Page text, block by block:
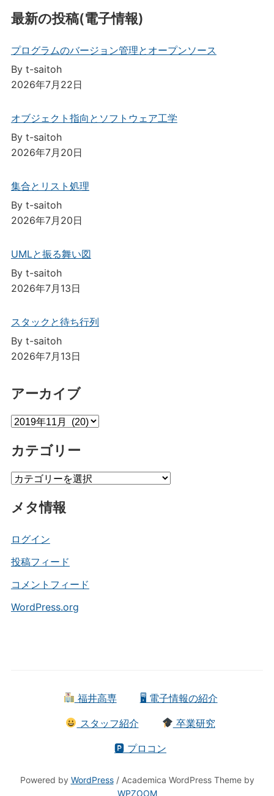
最新の投稿(電子情報)
プログラムのバージョン管理とオープンソース
By t-saitoh
2026年7月22日
オブジェクト指向とソフトウェア工学
By t-saitoh
2026年7月20日
集合とリスト処理
By t-saitoh
2026年7月20日
UMLと振る舞い図
By t-saitoh
2026年7月13日
スタックと待ち行列
By t-saitoh
2026年7月13日
アーカイブ
ア
カ
ブ
カテゴリー
カ
ゴ
ー
メタ情報
ログイン
投稿フィード
コメントフィード
WordPress.org
福井高専 🖥 電子情報の紹介
スタッフ紹介 卒業研究
🅿 プロコン
Powered by WordPress/ Academica WordPress Theme by
WPZOOM